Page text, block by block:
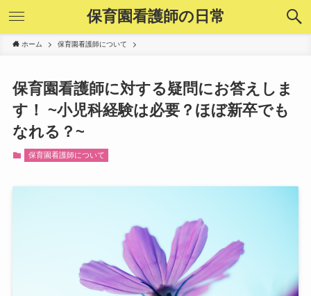
保育園看護師の日常
ホーム 保育園看護師について
保育園看護師に対する疑問にお答えしま
す！ ~小児科経験は必要？ほぼ新卒でも
なれる？~
保育園看護師について